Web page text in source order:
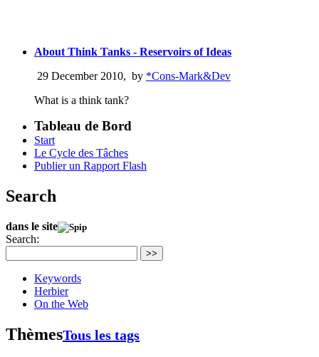
About Think Tanks - Reservoirs of Ideas
29 December 2010, by *Cons-Mark&Dev
What is a think tank?
Tableau de Bord
Start
Le Cycle des Tâches
Publier un Rapport Flash
Search
dans le site
Search:
>>
Keywords
Herbier
On the Web
ThèmesTous les tags